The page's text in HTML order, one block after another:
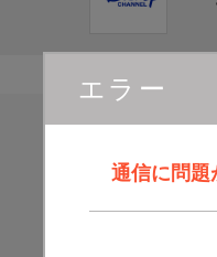
エラー
通信に問